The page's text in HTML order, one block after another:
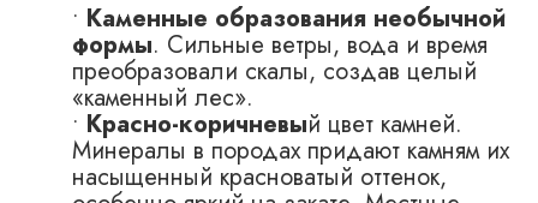
• Каменные образования необычной
формы. Сильные ветры, вода и время
преобразовали скалы, создав целый
«каменный лес».
• Красно-коричневый цвет камней.
Минералы в породах придают камням их
насыщенный красноватый оттенок,